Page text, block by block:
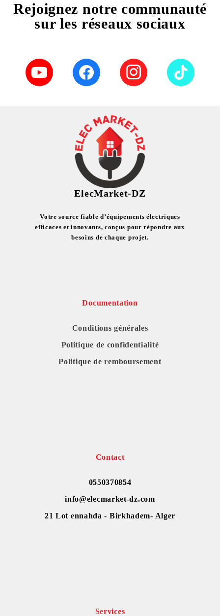
Rejoignez notre communauté
sur les réseaux sociaux
ElecMarket-DZ
Votre source fiable d’équipements électriques
efficaces et innovants, conçus pour répondre aux
besoins de chaque projet.
Documentation
Conditions générales
Politique de confidentialité
Politique de remboursement
Contact
0550370854
info@elecmarket-dz.com
21 Lot ennahda - Birkhadem- Alger
Services